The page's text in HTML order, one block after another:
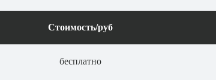
Стоимость/руб
бесплатно